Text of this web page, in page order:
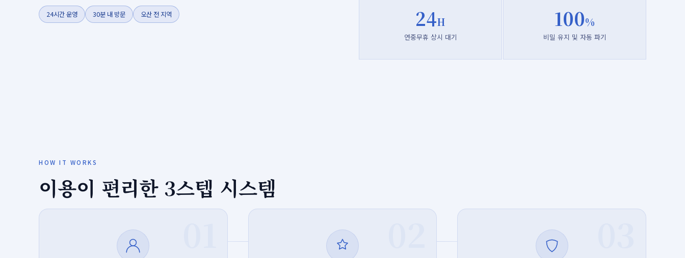
24시간 운영 30분 내 방문 오산 전 지역 24H
연중무휴 상시 대기
100%
비밀 유지 및 자동 파기
HOW IT WORKS
이용이 편리한 3스텝 시스템